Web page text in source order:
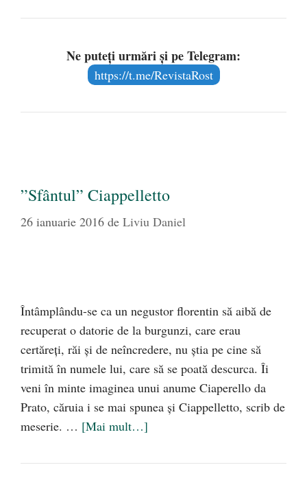
Ne puteți urmări și pe Telegram:
https://t.me/RevistaRost
”Sfântul” Ciappelletto
26 ianuarie 2016 de Liviu Daniel
Întâmplându-se ca un negustor florentin să aibă de
recuperat o datorie de la burgunzi, care erau
certăreţi, răi şi de neîncredere, nu ştia pe cine să
trimită în numele lui, care să se poată descurca. Îi
veni în minte imaginea unui anume Ciaperello da
Prato, căruia i se mai spunea şi Ciappelletto, scrib de
meserie. … [Mai mult…]